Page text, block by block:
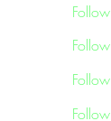
Follow
Follow
Follow
Follow